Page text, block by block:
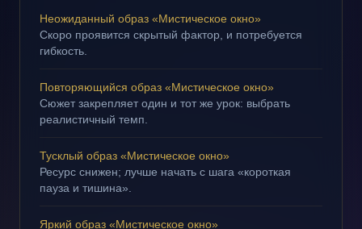
Неожиданный образ «Мистическое окно»
Скоро проявится скрытый фактор, и потребуется
гибкость.
Повторяющийся образ «Мистическое окно»
Сюжет закрепляет один и тот же урок: выбрать
реалистичный темп.
Тусклый образ «Мистическое окно»
Ресурс снижен; лучше начать с шага «короткая
пауза и тишина».
Яркий образ «Мистическое окно»